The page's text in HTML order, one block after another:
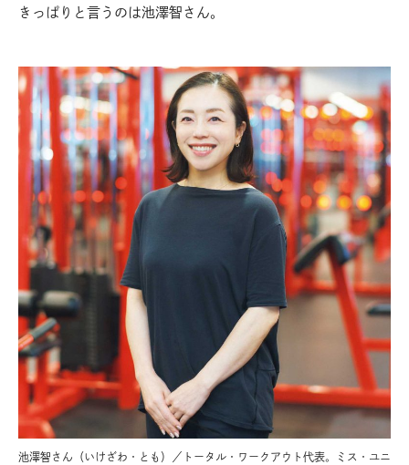
きっぱりと言うのは池澤智さん。
池澤智さん（いけざわ・とも）／トータル・ワークアウト代表。ミス・ユニ